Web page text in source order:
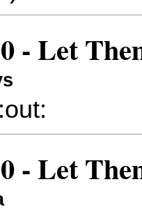
- Let
- Let